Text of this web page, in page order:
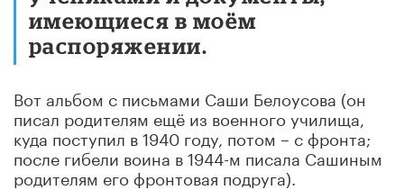
имеющиеся в моём
распоряжении.
Вот альбом с письмами Саши Белоусова (он
писал родителям ещё из военного училища,
куда поступил в 1940 году, потом – с фронта;
после гибели воина в 1944-м писала Сашиным
родителям его фронтовая подруга).